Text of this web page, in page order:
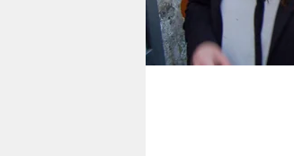
unterstützen
abo